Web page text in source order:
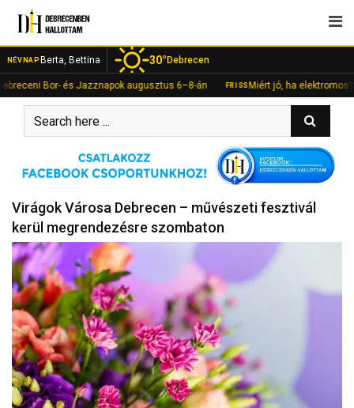
content
NÉVNAP Berta, Bettina 30°Debrecen
és Jazznapok augusztus 6–8-án FRISS Miért jó, ha elektromos?” –
Virágok Városa Debrecen – művészeti fesztivál
kerül megrendezésre szombaton